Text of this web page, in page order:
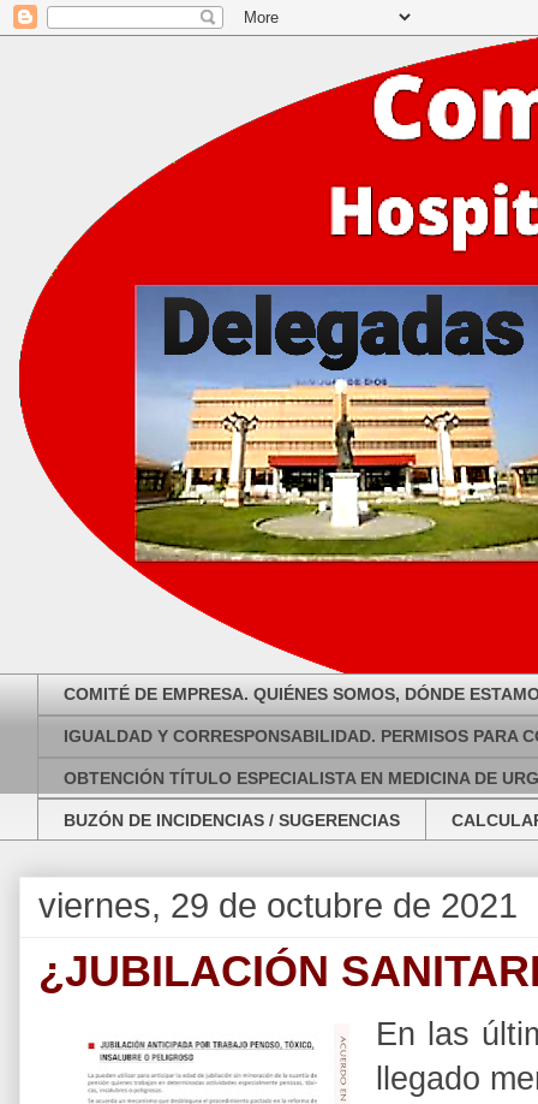
COMITÉ DE EMPRESA. QUIÉNES SOMOS, DÓNDE
IGUALDAD Y CORRESPONSABILIDAD. PERMISOS PARA
OBTENCIÓN TÍTULO ESPECIALISTA EN MEDICINA DE
BUZÓN DE INCIDENCIAS / SUGERENCIAS
viernes, 29 de octubre de 2021
¿JUBILACIÓN
En las
llegado